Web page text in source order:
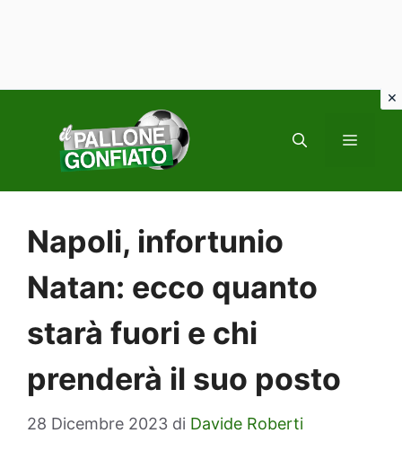
contenuto
MENU
Napoli, infortunio
Natan: ecco quanto
starà fuori e chi
prenderà il suo posto
28 Dicembre 2023 di Davide Roberti